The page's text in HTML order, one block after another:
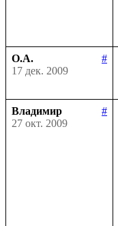
О.А.
#
17 дек. 2009
Владимир
#
27 окт. 2009